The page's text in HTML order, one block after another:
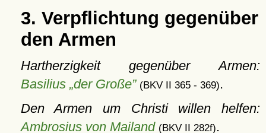
3. Verpflichtung gegenüber
den Armen
Hartherzigkeit gegenüber Armen:
Basilius „der Große” (BKV II 365 - 369).
Den Armen um Christi willen helfen:
Ambrosius von Mailand (BKV II 282f).